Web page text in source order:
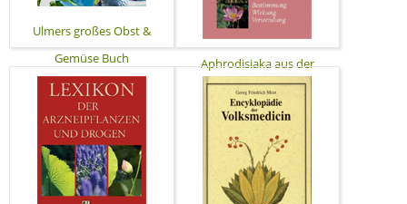
Ulmers großes Obst &
Gemüse Buch
Aphrodisiaka aus der
Natur